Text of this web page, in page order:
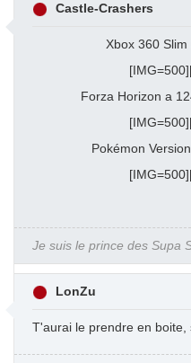
Castle-Crashers
Xbox 360
Forza Horizon a
Pokémon
Je suis le prince des Supa
LonZu
T'aurai le prendre en boite,